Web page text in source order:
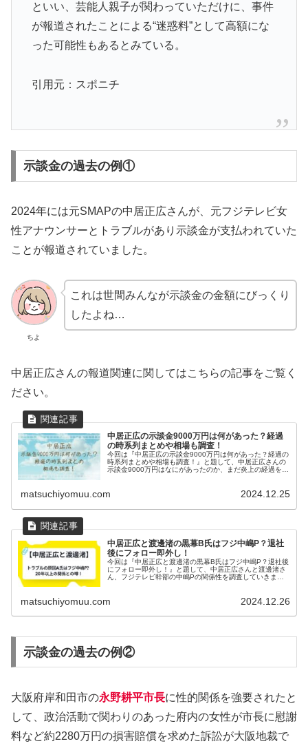
といい、芸能人親子が関わっていただけに、事件
が報道されたことによる“迷惑料”として高額にな
った可能性もあるとみている。
引用元：スポニチ
示談金の過去の例①
2024年には元SMAPの中居正広さんが、元フジテレビ女
性アナウンサーとトラブルがあり示談金が支払われていた
ことが報道されていました。
ちよ
これは世間みんなが示談金の金額にびっくり
したよね…
中居正広さんの報道関連に関してはこちらの記事をご覧く
ださい。
中居正広の示談金9000万円は何があった？経過
の時系列まとめや相場も調査！
今回は『中居正広の示談金9000万円は何があった？経過の
時系列まとめや相場も調査！』と題して、中居正広さんの
示談金9000万円はなにがあったのか、まだ炎上の経過を時
matsuchiyomuu.com 2024.12.25
中居正広と渡邊渚の黒幕B氏はフジ中嶋P？退社
後にフォロー即外し！
今回は『中居正広と渡邊渚の黒幕B氏はフジ中嶋P？退社後
にフォロー即外し！』と題して、中居正広さんと渡邊渚さ
ん、フジテレビ幹部の中嶋Pの関係性を調査していきま
matsuchiyomuu.com 2024.12.26
示談金の過去の例②
大阪府岸和田市の永野耕平市長に性的関係を強要されたと
して、政治活動で関わりのあった府内の女性が市長に慰謝
料など約2280万円の損害賠償を求めた訴訟が大阪地裁で